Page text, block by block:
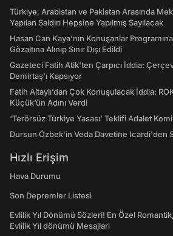
Türkiye, Arabistan ve Pakistan Arasında
Yapılan Saldırı Hepsine Yapılmış Sayılacak
Hasan Can Kaya’nın Konuşanlar
Gözaltına Alınıp Sınır Dışı Edildi
Gazeteci Fatih Atik'ten Çarpıcı İddia:
Demirtaş'ı Kapsıyor
Fatih Altaylı’dan Çok Konuşulacak İddia:
Küçük’ün Adını Verdi
‘Terörsüz Türkiye Yasası’ Teklifi Adalet
Dursun Özbek'in Veda Davetine Icardi'den
Hızlı Erişim
Hava Durumu
Son Depremler Listesi
Evlilik Yıl Dönümü Sözleri! En Özel
Evlilik Yıl dönümü Mesajları